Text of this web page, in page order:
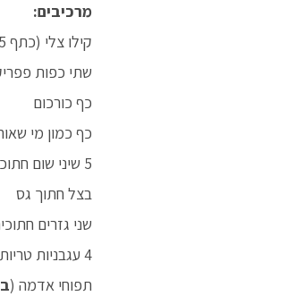
מרכיבים:
קילו צלי (כתף 5) או שריר או נתח בריסקט (חזה), חתוך לקוביות או אוסובוקו עם העצמות
שתי כפות
כף כורכום
כף כמון מי
5 שיני שום חתוכות או דפוקות
בצל חתוך גס
שני גזרים
4 עגבניות טריות חתוכות
תפוחי אדמה (